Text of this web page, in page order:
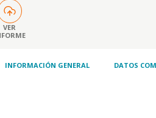
VER
INFORMACIÓN GENERAL DATOS